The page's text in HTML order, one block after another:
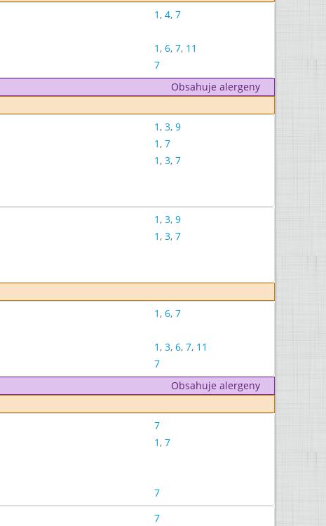
1, 4, 7
1, 6, 7, 11
7
Obsahuje alergeny
1, 3, 9
1, 7
1, 3, 7
1, 3, 9
1, 3, 7
1, 6, 7
1, 3, 6, 7, 11
7
Obsahuje alergeny
7
1, 7
7
7